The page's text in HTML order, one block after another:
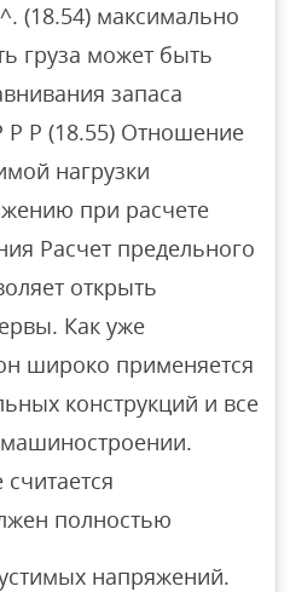
(18.54) максимально
груза может быть
запаса
P P (18.55) Отношение
нагрузки
при расчете
Расчет предельного
открыть
Как уже
широко применяется
конструкций и все
полностью
напряжений.